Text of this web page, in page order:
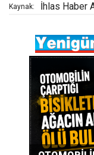
Kaynak: İhlas Haber